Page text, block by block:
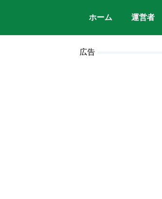
ホーム 運営者
広告